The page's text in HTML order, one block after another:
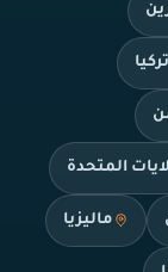
تركيا
المتحدة
ماليزيا